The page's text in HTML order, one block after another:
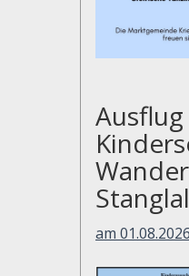
Ausflug
am 01.08.2026